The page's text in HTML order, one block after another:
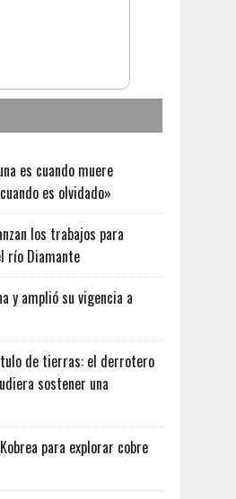
es cuando muere
es olvidado»
los trabajos para
río Diamante
y amplió su vigencia a
de tierras: el derrotero
sostener una
para explorar cobre